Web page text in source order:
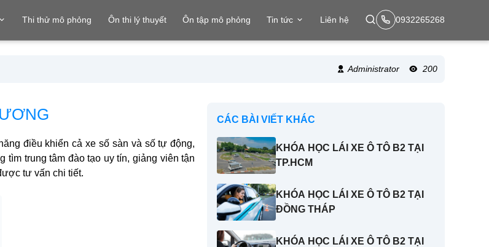
Thi thử mô phỏng Ôn thi lý thuyết Ôn tập mô phỏng Tin tức Liên hệ 0932265268
Administrator 200
điều khiển cả xe số sàn và số tự động,
trung tâm đào tạo uy tín, giảng viên tận
tư vấn chi tiết.
CÁC BÀI VIẾT KHÁC
KHÓA HỌC LÁI XE Ô TÔ B2 TẠI
TP.HCM
KHÓA HỌC LÁI XE Ô TÔ B2 TẠI
ĐỒNG THÁP
KHÓA HỌC LÁI XE Ô TÔ B2 TẠI